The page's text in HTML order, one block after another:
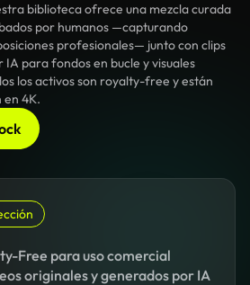
biblioteca ofrece una mezcla curada
por humanos —capturando
profesionales— junto con clips
para fondos en bucle y visuales
los activos son royalty-free y están
en 4K.
Free para uso comercial
originales y generados por IA